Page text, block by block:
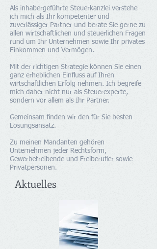
Als inhabergeführte Steuerkanzlei verstehe
ich mich als Ihr kompetenter und
zuverlässiger Partner und berate Sie gerne zu
allen wirtschaftlichen und steuerlichen Fragen
rund um Ihr Unternehmen sowie Ihr privates
Einkommen und Vermögen.
Mit der richtigen Strategie können Sie einen
ganz erheblichen Einfluss auf Ihren
wirtschaftlichen Erfolg nehmen. Ich begreife
mich daher nicht nur als Steuerexperte,
sondern vor allem als Ihr Partner.
Gemeinsam finden wir den für Sie besten
Lösungsansatz.
Zu meinen Mandanten gehören
Unternehmen jeder Rechtsform,
Gewerbetreibende und Freiberufler sowie
Privatpersonen.
Aktuelles